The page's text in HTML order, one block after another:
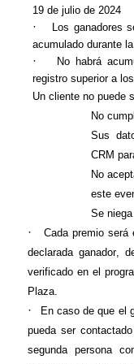
19 de julio de 2024
·
Los ganadores
acumulado durante
·
No habrá
registro superior a
Un cliente no puede
No
Sus
CRM
No
este
Se
·
Cada premio será
declarada ganador,
verificado en el
Plaza.
·
En caso de que el
pueda ser
segunda persona